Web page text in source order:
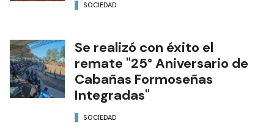
SOCIEDAD
Se realizó con éxito el
remate "25° Aniversario de
Cabañas Formoseñas
Integradas"
SOCIEDAD